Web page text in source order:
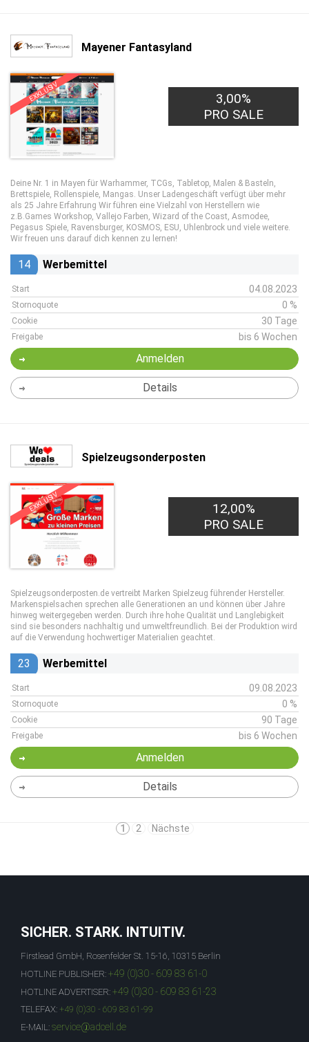
Mayener Fantasyland
EXKLUSIV
3,00%
PRO SALE
Deine Nr. 1 in Mayen für Warhammer, TCGs, Tabletop, Malen & Basteln,
Brettspiele, Rollenspiele, Mangas. Unser Ladengeschäft verfügt über mehr
als 25 Jahre Erfahrung Wir führen eine Vielzahl von Herstellern wie
z.B.Games Workshop, Vallejo Farben, Wizard of the Coast, Asmodee,
Pegasus Spiele, Ravensburger, KOSMOS, ESU, Uhlenbrock und viele weitere.
Wir freuen uns darauf dich kennen zu lernen!
14 Werbemittel
Start 04.08.2023
Stornoquote 0 %
Cookie 30 Tage
Freigabe bis 6 Wochen
Anmelden
Details
Spielzeugsonderposten
EXKLUSIV
12,00%
PRO SALE
Spielzeugsonderposten.de vertreibt Marken Spielzeug führender Hersteller.
Markenspielsachen sprechen alle Generationen an und können über Jahre
hinweg weitergegeben werden. Durch ihre hohe Qualität und Langlebigkeit
sind sie besonders nachhaltig und umweltfreundlich. Bei der Produktion wird
auf die Verwendung hochwertiger Materialien geachtet.
23 Werbemittel
Start 09.08.2023
Stornoquote 0 %
Cookie 90 Tage
Freigabe bis 6 Wochen
Anmelden
Details
1 2 Nächste
SICHER. STARK. INTUITIV.
Firstlead GmbH, Rosenfelder St. 15-16, 10315 Berlin
HOTLINE PUBLISHER: +49 (0)30 - 609 83 61-0
HOTLINE ADVERTISER: +49 (0)30 - 609 83 61-23
TELEFAX: +49 (0)30 - 609 83 61-99
E-MAIL: service@adcell.de